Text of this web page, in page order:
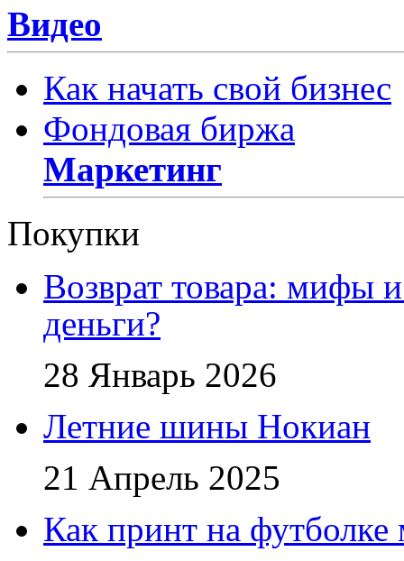
Видео
Как начать свой бизнес
Фондовая биржа
Маркетинг
Покупки
Возврат товара: мифы
деньги?
28 Январь 2026
Летние шины Нокиан
21 Апрель 2025
Как принт на